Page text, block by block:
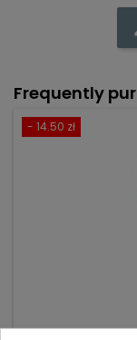
Frequently
- 14.50 zł